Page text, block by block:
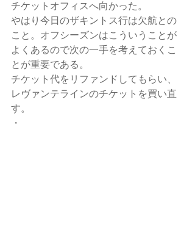
チケットオフィスへ向かった。
やはり今日のザキントス行は欠航との
こと。オフシーズンはこういうことが
よくあるので次の一手を考えておくこ
とが重要である。
チケット代をリファンドしてもらい、
レヴァンテラインのチケットを買い直
す。
・